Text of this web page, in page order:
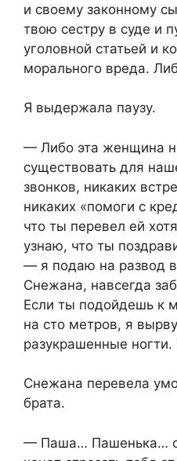
и своему законному
твою сестру в суде и
уголовной статьей и
морального вреда.
Я выдержала паузу.
— Либо эта женщина
существовать для
звонков, никаких
никаких «помоги с
что ты перевел ей
узнаю, что ты
— я подаю на развод
Снежана, навсегда
Если ты подойдешь к
на сто метров, я
разукрашенные
Снежана перевела
брата.
— Паша… Пашенька…